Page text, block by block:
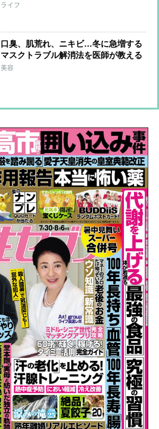
強の1枚は!?
ライフ
口臭、肌荒れ、ニキビ…冬に急増する
マスクトラブル解消法を医師が教える
美容